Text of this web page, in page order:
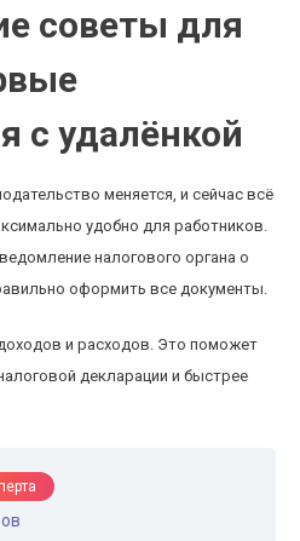
советы для
с удалёнкой
меняется, и сейчас всё
удобно для работников.
налогового органа о
оформить все документы.
и расходов. Это поможет
декларации и быстрее